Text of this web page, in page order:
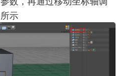
示